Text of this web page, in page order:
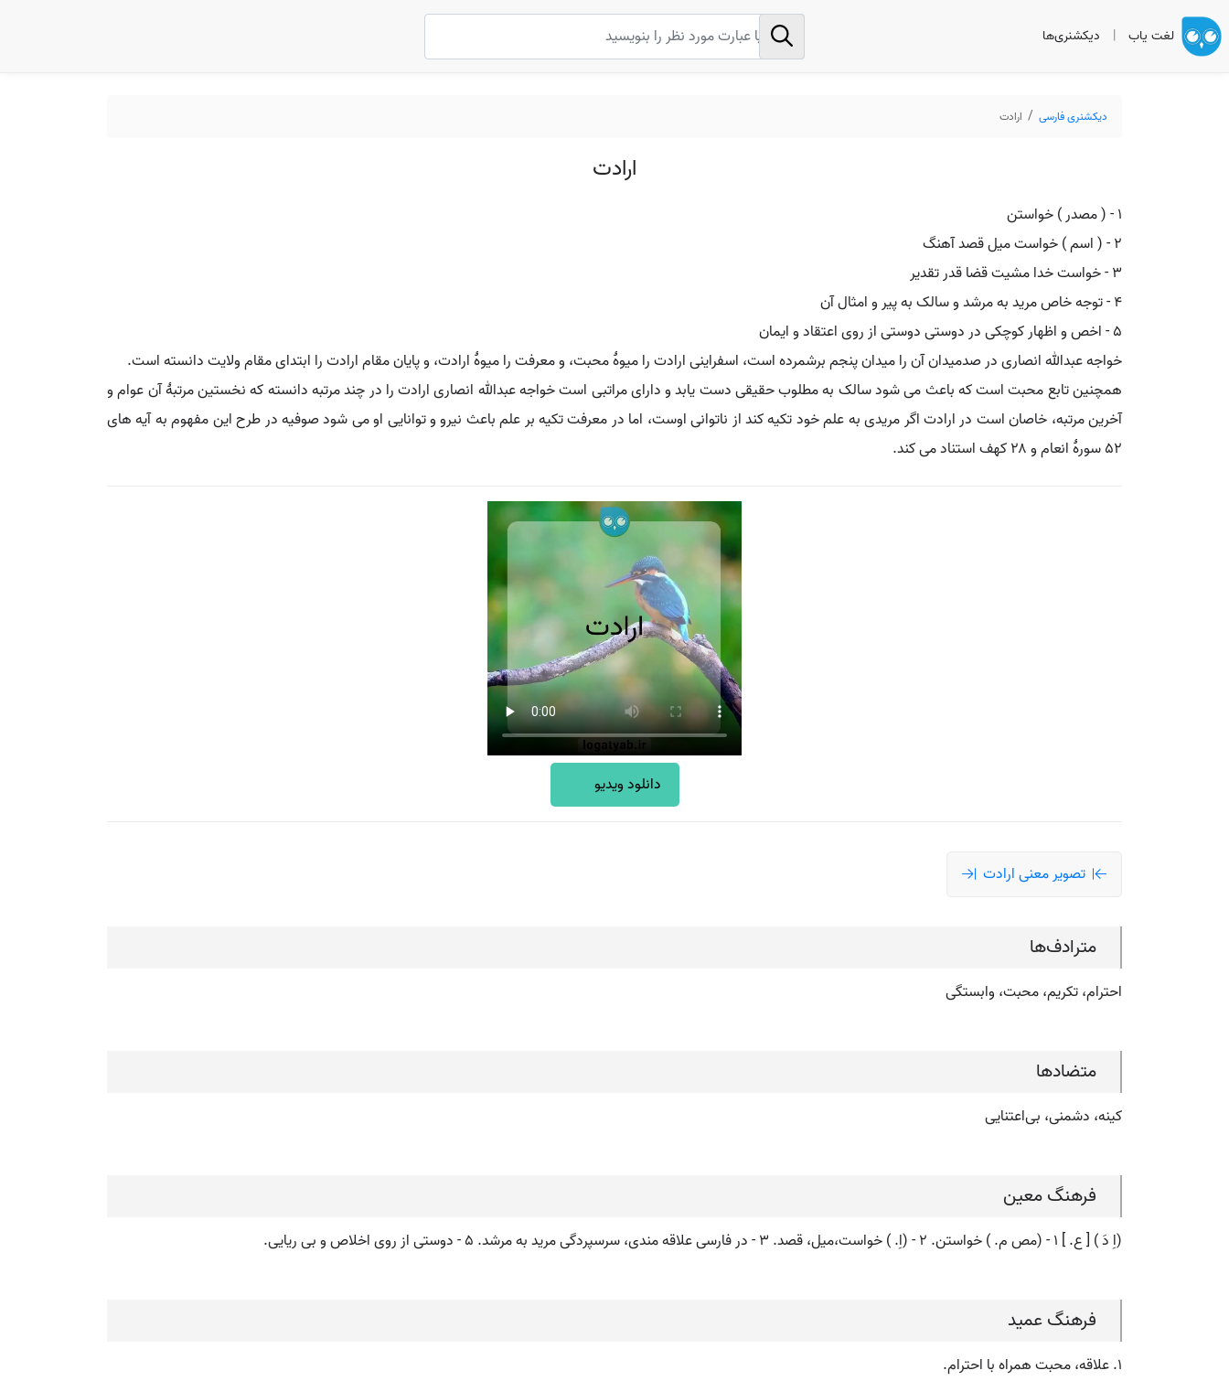
لغت یاب | دیکشنری‌ها
دیکشنری فارسی ارادت
ارادت
1 - ( مصدر ) خواستن
۲ - ( اسم ) خواست میل قصد آهنگ
۳ - خواست خدا مشیت قضا قدر تقدیر
۴ - توجه خاص مرید به مرشد و سالک به پیر و امثال آن
۵ - اخص و اظهار کوچکی در دوستی دوستی از روی اعتقاد و ایمان
خواجه عبدالله انصاری در صدمیدان آن را میدان پنجم برشمرده است، اسفراینی ارادت را میوۀ محبت، و معرفت را میوۀ ارادت، و پایان مقام ارادت را ابتدای مقام ولایت دانسته است.
همچنین تابع محبت است که باعث می شود سالک به مطلوب حقیقی دست یابد و دارای مراتبی است خواجه عبدالله انصاری ارادت را در چند مرتبه دانسته که نخستین مرتبۀ آن عوام و
آخرین مرتبه، خاصان است در ارادت اگر مریدی به علم خود تکیه کند از ناتوانی اوست، اما در معرفت تکیه بر علم باعث نیرو و توانایی او می شود صوفیه در طرح این مفهوم به آیه های
۵۲ سورۀ انعام و ۲۸ کهف استناد می کند.
دانلود ویدیو
تصویر معنی ارادت
مترادف‌ها
احترام، تکریم، محبت، وابستگی
متضادها
کینه، دشمنی، بی‌اعتنایی
فرهنگ معین
(اِ دَ ) [ ع. ] ۱ - (مص م. ) خواستن. ۲ - (اِ. ) خواست،میل، قصد. ۳ - در فارسی علاقه مندی، سرسپردگی مرید به مرشد. ۵ - دوستی از روی اخلاص و بی ریایی.
فرهنگ عمید
۱. علاقه، محبت همراه با احترام.